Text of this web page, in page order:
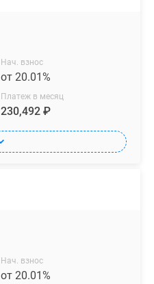
Нач. взнос
от 20.01%
Платеж в месяц
230,492 ₽
Нач. взнос
от 20.01%